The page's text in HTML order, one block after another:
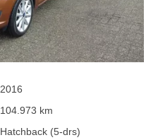
2016
104.973 km
Hatchback (5-drs)